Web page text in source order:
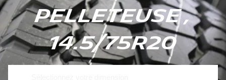
pelleteuse ,
14.5/75R20